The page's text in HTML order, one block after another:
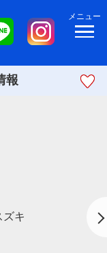
メニュー
報